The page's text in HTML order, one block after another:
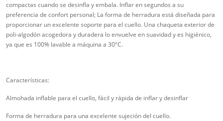
compactas cuando se desinfla y embala. Inflar en segundos a su
preferencia de confort personal; La forma de herradura está diseñada para
proporcionar un excelente soporte para el cuello. Una chaqueta exterior de
poli-algodón acogedora y duradera lo envuelve en suavidad y es higiénico,
ya que es 100% lavable a máquina a 30ºC.
Características:
Almohada inflable para el cuello, fácil y rápida de inflar y desinflar
Forma de herradura para una excelente sujeción del cuello.